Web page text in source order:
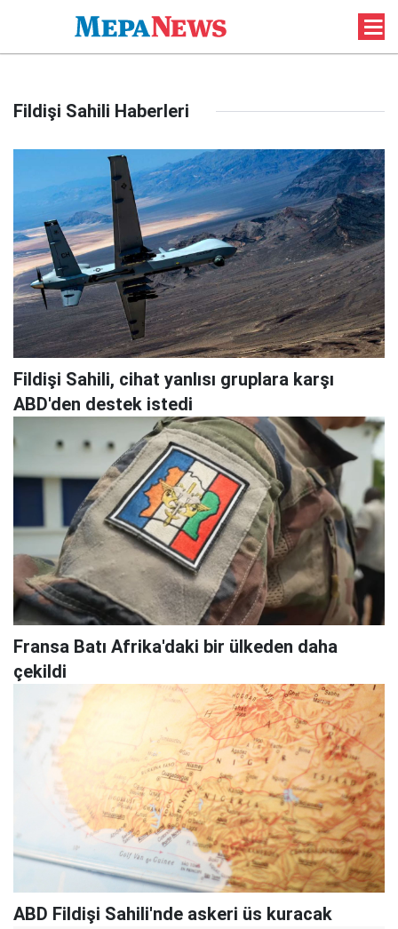
Fildişi Sahili Haberleri
Fildişi Sahili, cihat yanlısı gruplara karşı
ABD'den destek istedi
Fransa Batı Afrika'daki bir ülkeden daha
çekildi
ABD Fildişi Sahili'nde askeri üs kuracak